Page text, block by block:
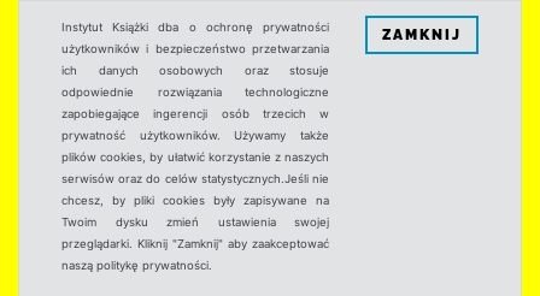
Instytut Książki dba o ochronę prywatności
użytkowników i bezpieczeństwo przetwarzania
ich danych osobowych oraz stosuje
odpowiednie rozwiązania technologiczne
zapobiegające ingerencji osób trzecich w
prywatność użytkowników. Używamy także
plików cookies, by ułatwić korzystanie z naszych
serwisów oraz do celów statystycznych.Jeśli nie
chcesz, by pliki cookies były zapisywane na
Twoim dysku zmień ustawienia swojej
przeglądarki. Kliknij "Zamknij" aby zaakceptować
naszą politykę prywatności.
ZAMKNIJ